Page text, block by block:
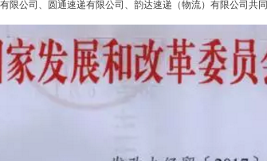
限公司、圆通速递有限公司、韵达速递（物流）有限公司共